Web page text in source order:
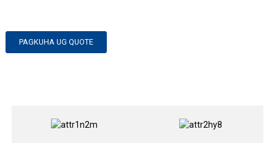
PAGKUHA UG QUOTE